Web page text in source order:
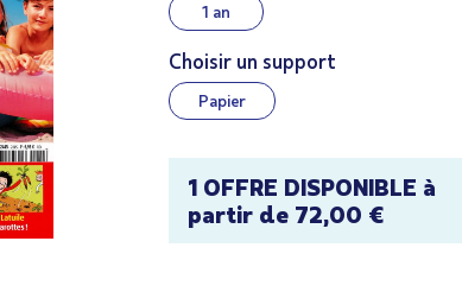
1 an
Choisir un support
Papier
1 OFFRE DISPONIBLE à
partir de 72,00 €